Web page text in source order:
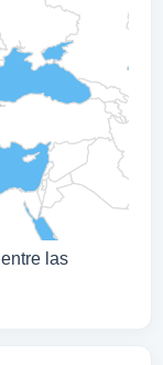
entre las